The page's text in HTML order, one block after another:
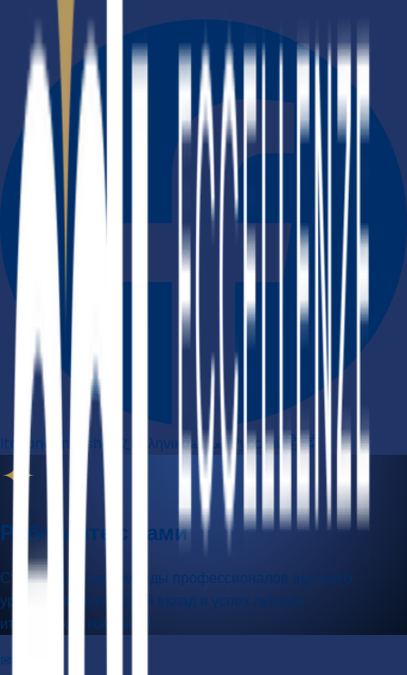
Italiano English中文 ΕλληνικάالعربيةРусскийहिन्दी
✦
Работайте с нами
Станьте частью команды профессионалов высшего
уровня и внесите свой вклад в успех лучших
итальянских компаний.
✉